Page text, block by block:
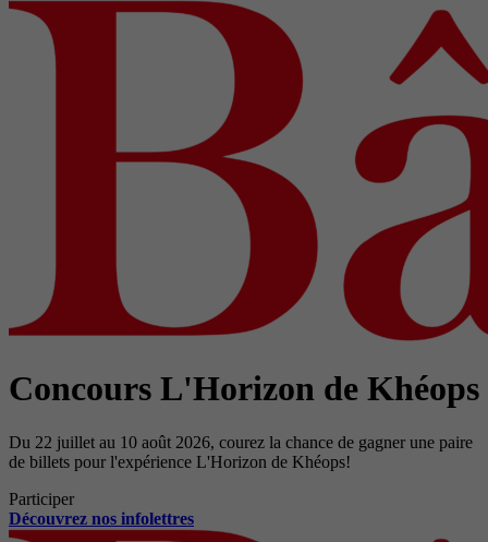
Concours L'Horizon de Khéops
Du 22 juillet au 10 août 2026, courez la chance de gagner une paire
de billets pour l'expérience L'Horizon de Khéops!
Participer
Découvrez nos infolettres